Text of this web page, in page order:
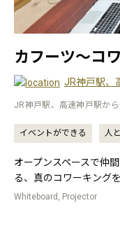
カフーツ〜コ
JR神戸駅、
JR神戸駅、高速神戸駅か
イベントができる 人
オープンスペースで仲
る、真のコワーキング
Whiteboard, Projector